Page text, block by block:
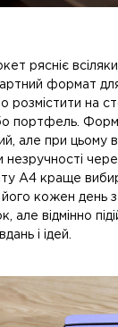
рясніє
формат
розмістити на
портфель.
але при цьому
А4 краще
кожен день
але відмінно
і ідей.